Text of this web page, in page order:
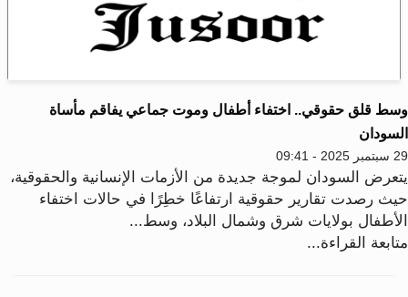
قلق حقوقي.. اختفاء أطفال وموت جماعي يفاقم مأساة
- 09:41
السودان لموجة جديدة من الأزمات الإنسانية والحقوقية،
رصدت تقارير حقوقية ارتفاعًا خطِرًا في حالات اختفاء
بولايات شرق وشمال البلاد، وسط...
القراءة...